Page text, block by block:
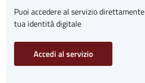
Puoi accedere al servizio
tua identità digitale
Accedi al servizio